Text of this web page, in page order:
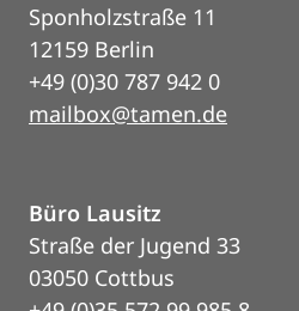
Sponholzstraße 11
12159 Berlin
+49 (0)30 787 942 0
mailbox@tamen.de
Büro Lausitz
Straße der Jugend 33
03050 Cottbus